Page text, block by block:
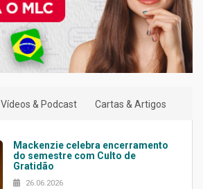
Vídeos & Podcast Cartas & Artigos
Mackenzie celebra encerramento
do semestre com Culto de
Gratidão
26.06.2026